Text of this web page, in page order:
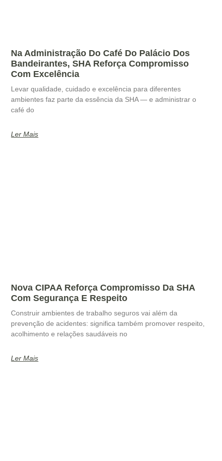
Na Administração Do Café Do Palácio Dos
Bandeirantes, SHA Reforça Compromisso
Com Excelência
Levar qualidade, cuidado e excelência para diferentes
ambientes faz parte da essência da SHA — e administrar o
café do
Ler Mais
Nova CIPAA Reforça Compromisso Da SHA
Com Segurança E Respeito
Construir ambientes de trabalho seguros vai além da
prevenção de acidentes: significa também promover respeito,
acolhimento e relações saudáveis no
Ler Mais